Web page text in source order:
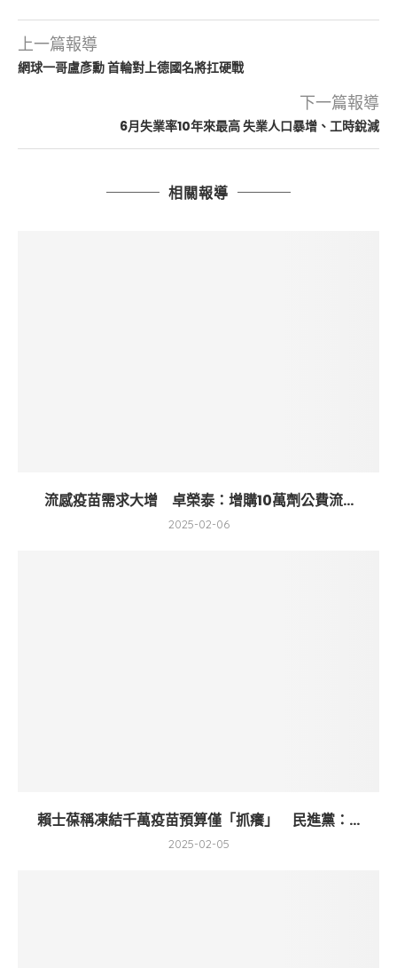
上一篇報導
網球一哥盧彥勳 首輪對上德國名將扛硬戰
下一篇報導
6月失業率10年來最高 失業人口暴增、工時銳減
相關報導
流感疫苗需求大增 卓榮泰：增購10萬劑公費流...
2025-02-06
賴士葆稱凍結千萬疫苗預算僅「抓癢」 民進黨：...
2025-02-05